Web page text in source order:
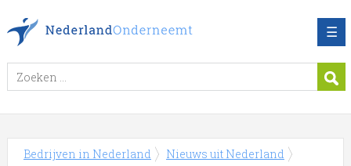
☰
Bedrijven in Nederland Nieuws uit Nederland